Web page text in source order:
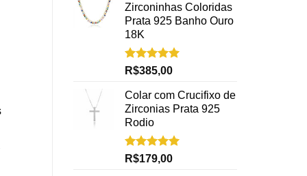
Zirconinhas Coloridas
Prata 925 Banho Ouro
18K
Avaliação
R$385,00
Colar com Crucifixo de
Zirconias Prata 925
Rodio
Avaliação
R$179,00